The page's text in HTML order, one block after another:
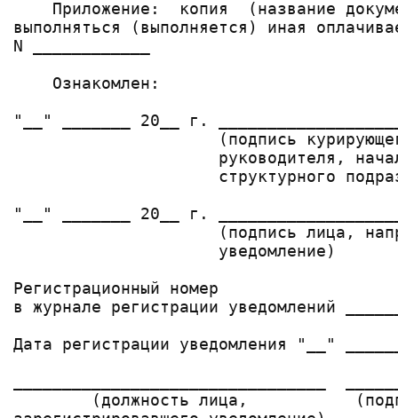
Приложение:  копия  (название
выполняться (выполняется) иная
N ____________
    Ознакомлен:
"__" _______ 20__ г.
(подпись
руководителя,
структурного
"__" _______ 20__ г.
(подпись лица,
                     уведомление)
Регистрационный номер
в журнале регистрации уведомлений
Дата регистрации уведомления "__"
(должность лица,